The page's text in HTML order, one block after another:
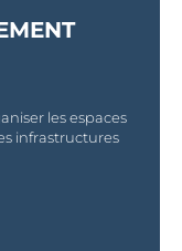
les espaces
infrastructures